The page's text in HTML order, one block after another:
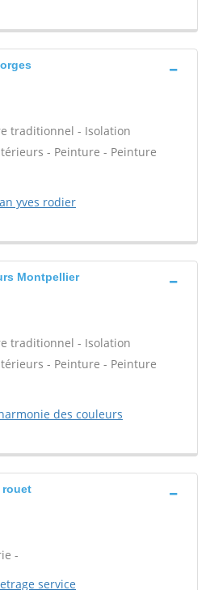
traditionnel - Isolation
- Peinture - Peinture
yves rodier
Montpellier
traditionnel - Isolation
- Peinture - Peinture
des couleurs
rouet
-
service